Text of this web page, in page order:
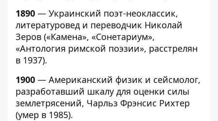
1890 — Украинский поэт-неоклассик,
литературовед и переводчик Николай
Зеров («Камена», «Сонетариум»,
«Антология римской поэзии», расстрелян
в 1937).
1900 — Американский физик и сейсмолог,
разработавший шкалу для оценки силы
землетрясений, Чарльз Фрэнсис Рихтер
(умер в 1985).